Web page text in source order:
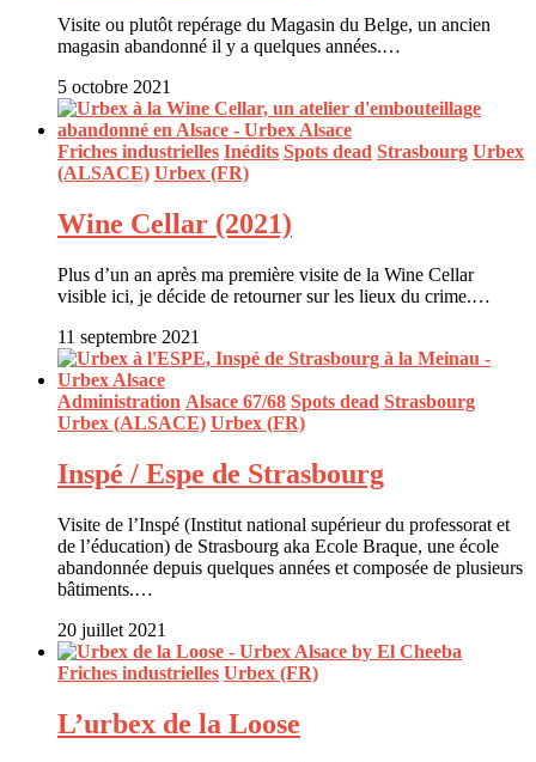
Visite ou plutôt repérage du Magasin du Belge, un ancien
magasin abandonné il y a quelques années.…
5 octobre 2021
Friches industrielles Inédits Spots dead Strasbourg Urbex
(ALSACE) Urbex (FR)
Wine Cellar (2021)
Plus d’un an après ma première visite de la Wine Cellar
visible ici, je décide de retourner sur les lieux du crime.…
11 septembre 2021
Administration Alsace 67/68 Spots dead Strasbourg
Urbex (ALSACE) Urbex (FR)
Inspé / Espe de Strasbourg
Visite de l’Inspé (Institut national supérieur du professorat et
de l’éducation) de Strasbourg aka Ecole Braque, une école
abandonnée depuis quelques années et composée de plusieurs
bâtiments.…
20 juillet 2021
Friches industrielles Urbex (FR)
L’urbex de la Loose